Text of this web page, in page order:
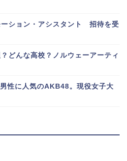
ション・アシスタント 招待を受
どんな高校？ノルウェーアーティ
性に人気のAKB48。現役女子大